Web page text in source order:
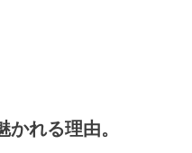
れる理由。